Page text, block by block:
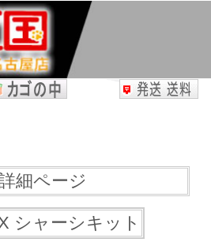
細ページ
シャーシキット